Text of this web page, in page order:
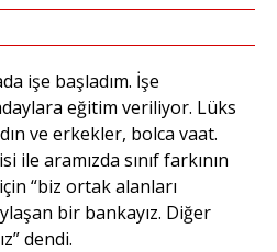
işe başladım. İşe
eğitim veriliyor. Lüks
ve erkekler, bolca vaat.
ile aramızda sınıf farkının
“biz ortak alanları
bir bankayız. Diğer
dendi.